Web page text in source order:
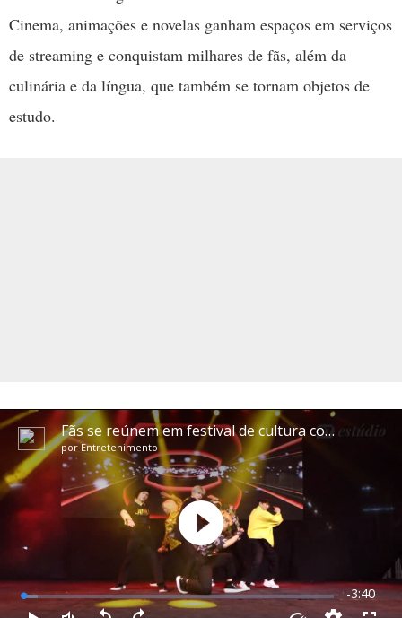
Cinema, animações e novelas ganham espaços em serviços
de streaming e conquistam milhares de fãs, além da
culinária e da língua, que também se tornam objetos de
estudo.